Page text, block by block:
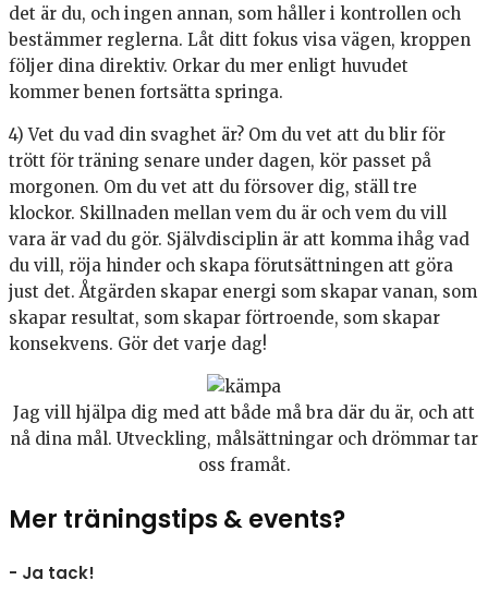
det är du, och ingen annan, som håller i kontrollen och
bestämmer reglerna. Låt ditt fokus visa vägen, kroppen
följer dina direktiv. Orkar du mer enligt huvudet
kommer benen fortsätta springa.
4) Vet du vad din svaghet är? Om du vet att du blir för
trött för träning senare under dagen, kör passet på
morgonen. Om du vet att du försover dig, ställ tre
klockor. Skillnaden mellan vem du är och vem du vill
vara är vad du gör. Självdisciplin är att komma ihåg vad
du vill, röja hinder och skapa förutsättningen att göra
just det. Åtgärden skapar energi som skapar vanan, som
skapar resultat, som skapar förtroende, som skapar
konsekvens. Gör det varje dag!
Jag vill hjälpa dig med att både må bra där du är, och att
nå dina mål. Utveckling, målsättningar och drömmar tar
oss framåt.
Mer träningstips & events?
- Ja tack!